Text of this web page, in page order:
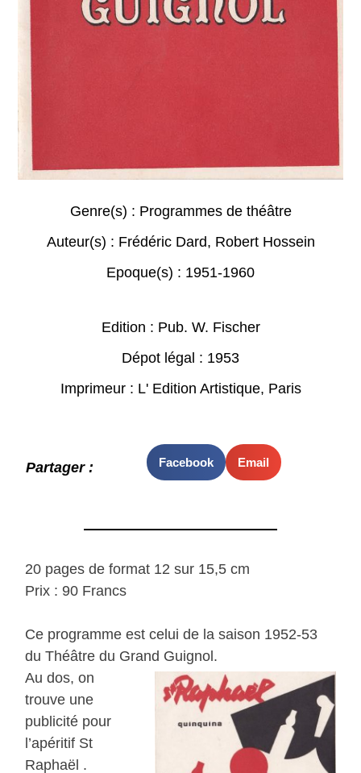
Genre(s) : Programmes de théâtre
Auteur(s) : Frédéric Dard, Robert Hossein
Epoque(s) : 1951-1960
Edition : Pub. W. Fischer
Dépot légal : 1953
Imprimeur : L' Edition Artistique, Paris
Partager : Facebook Email
20 pages de format 12 sur 15,5 cm
Prix : 90 Francs
Ce programme est celui de la saison 1952-53
du Théâtre du Grand Guignol.
Au dos, on
trouve une
publicité pour
l’apéritif St
Raphaël .